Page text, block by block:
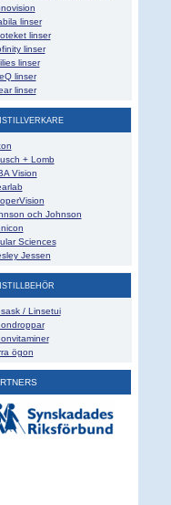
linser
linser
linser
linser
linser
linser
+ Lomb
Vision
och Johnson
Sciences
Jessen
/ Linsetui
ögon